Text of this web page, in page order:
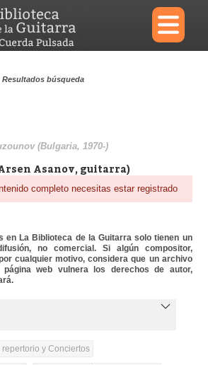
×
Diccionario
Resultados búsqueda
(Bulgaria, 1970-)
Asanov, guitarra)
completo necesitas estar registrado
en La Biblioteca de la Guitarra solo tienen un
no comercial. Si algún compositor,
cualquier motivo, considera que un archivo
web vulnera los derechos de autor,
repertorio y Conciertos